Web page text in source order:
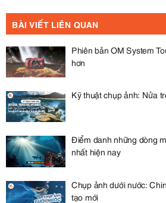
BÀI VIẾT LIÊN QUAN
Phiên bản OM System
hơn
Kỹ thuật chụp ảnh: Nửa
Điểm danh những dòng
nhất hiện nay
Chụp ảnh dưới nước:
tạo mới